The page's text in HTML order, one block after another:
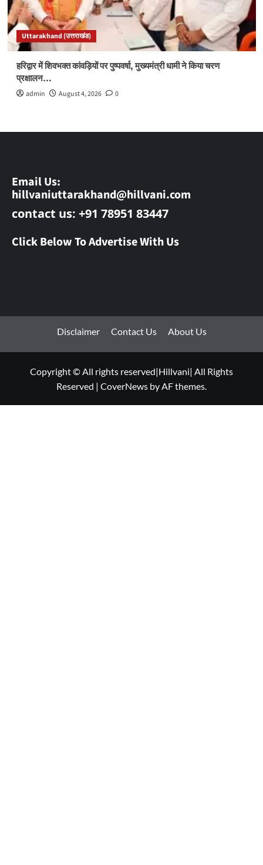
Uttarakhand (उत्तराखंड)
हरिद्वार में शिवभक्त कांवड़ियों पर पुष्पवर्षा, मुख्यमंत्री धामी ने किया चरण
प्रक्षालन…
admin August 4, 2026 0
Email Us:
hillvaniuttarakhand@hillvani.com
contact us: +91 78951 83447
Click Below To Advertise With Us
Disclaimer Contact Us About Us
Copyright © All rights reserved|Hillvani| All Rights
Reserved | CoverNews by AF themes.